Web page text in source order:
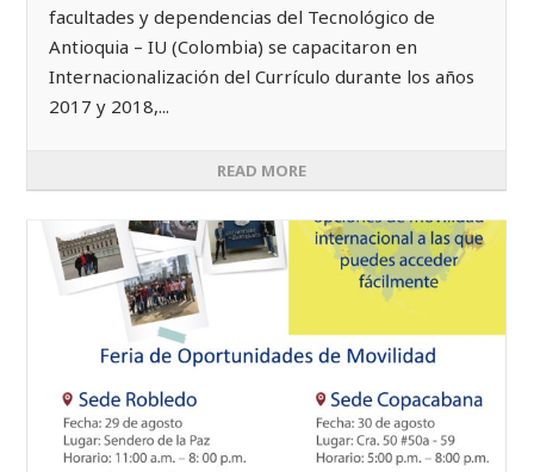
facultades y dependencias del Tecnológico de
Antioquia – IU (Colombia) se capacitaron en
Internacionalización del Currículo durante los años
2017 y 2018,...
READ MORE